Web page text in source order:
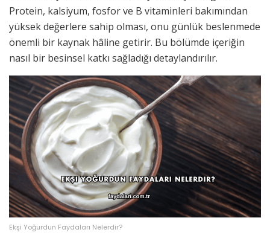
Protein, kalsiyum, fosfor ve B vitaminleri bakımından
yüksek değerlere sahip olması, onu günlük beslenmede
önemli bir kaynak hâline getirir. Bu bölümde içeriğin
nasıl bir besinsel katkı sağladığı detaylandırılır.
Ekşi Yoğurdun Faydaları Nelerdir?